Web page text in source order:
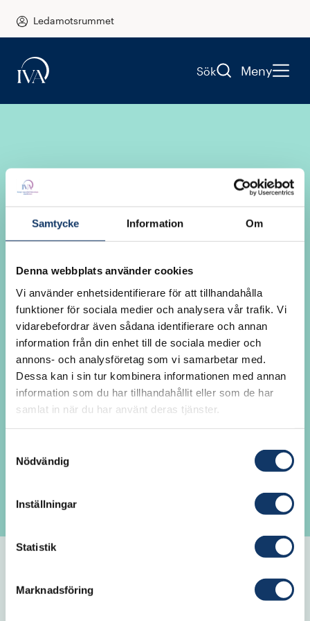
Samtycke Information Om
Denna webbplats använder cookies
Vi använder enhetsidentifierare för att tillhandahålla
funktioner för sociala medier och analysera vår trafik. Vi
vidarebefordrar även sådana identifierare och annan
information från din enhet till de sociala medier och
annons- och analysföretag som vi samarbetar med.
Dessa kan i sin tur kombinera informationen med annan
information som du har tillhandahållit eller som de har
samlat in när du har använt deras tjänster.
Nödvändig
Inställningar
Statistik
Marknadsföring
Ledamotsrummet
Sök Meny
Logga in i
Ledamotsrummet
Här kan du som är IVA-ledamot logga in
för att ta del av akademiövergripande
information, avdelningsnyheter och
kontaktuppgifter till andra ledamöter. Du
kan också se och lämna förslag på inval av
in? Fungerar det inte att logga in? Klicka
på Glömt lösenord för att generera ett nytt
lösenord.